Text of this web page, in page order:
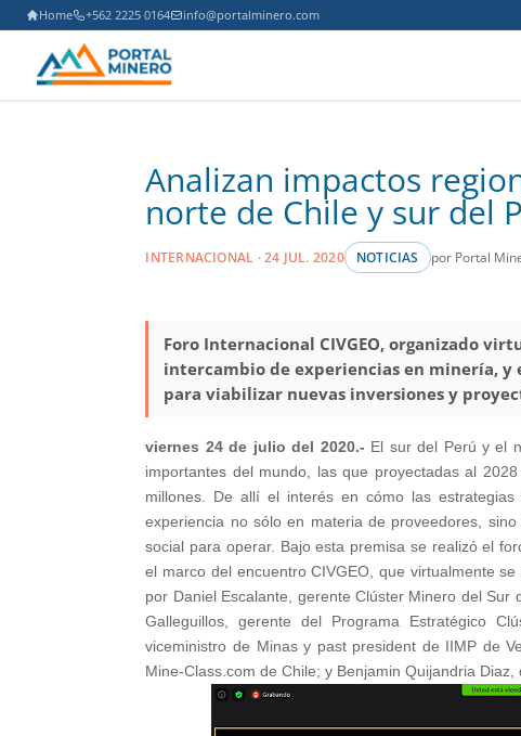
Home +562 2225 0164 info@portalminero.com
Analizan impactos
norte de Chile y sur del
INTERNACIONAL · 24 JUL. 2020 NOTICIAS por Portal
Foro Internacional CIVGEO, organizado
intercambio de experiencias en minería, y
para viabilizar nuevas inversiones y
viernes 24 de julio del 2020.- El sur del Perú y el
importantes del mundo, las que proyectadas al
millones. De allí el interés en cómo las
experiencia no sólo en materia de proveedores,
social para operar. Bajo esta premisa se realizó el
el marco del encuentro CIVGEO, que virtualmente
por Daniel Escalante, gerente Clúster Minero del
Galleguillos, gerente del Programa Estratégico
viceministro de Minas y past president de IIMP de
Mine-Class.com de Chile; y Benjamin Quijandria